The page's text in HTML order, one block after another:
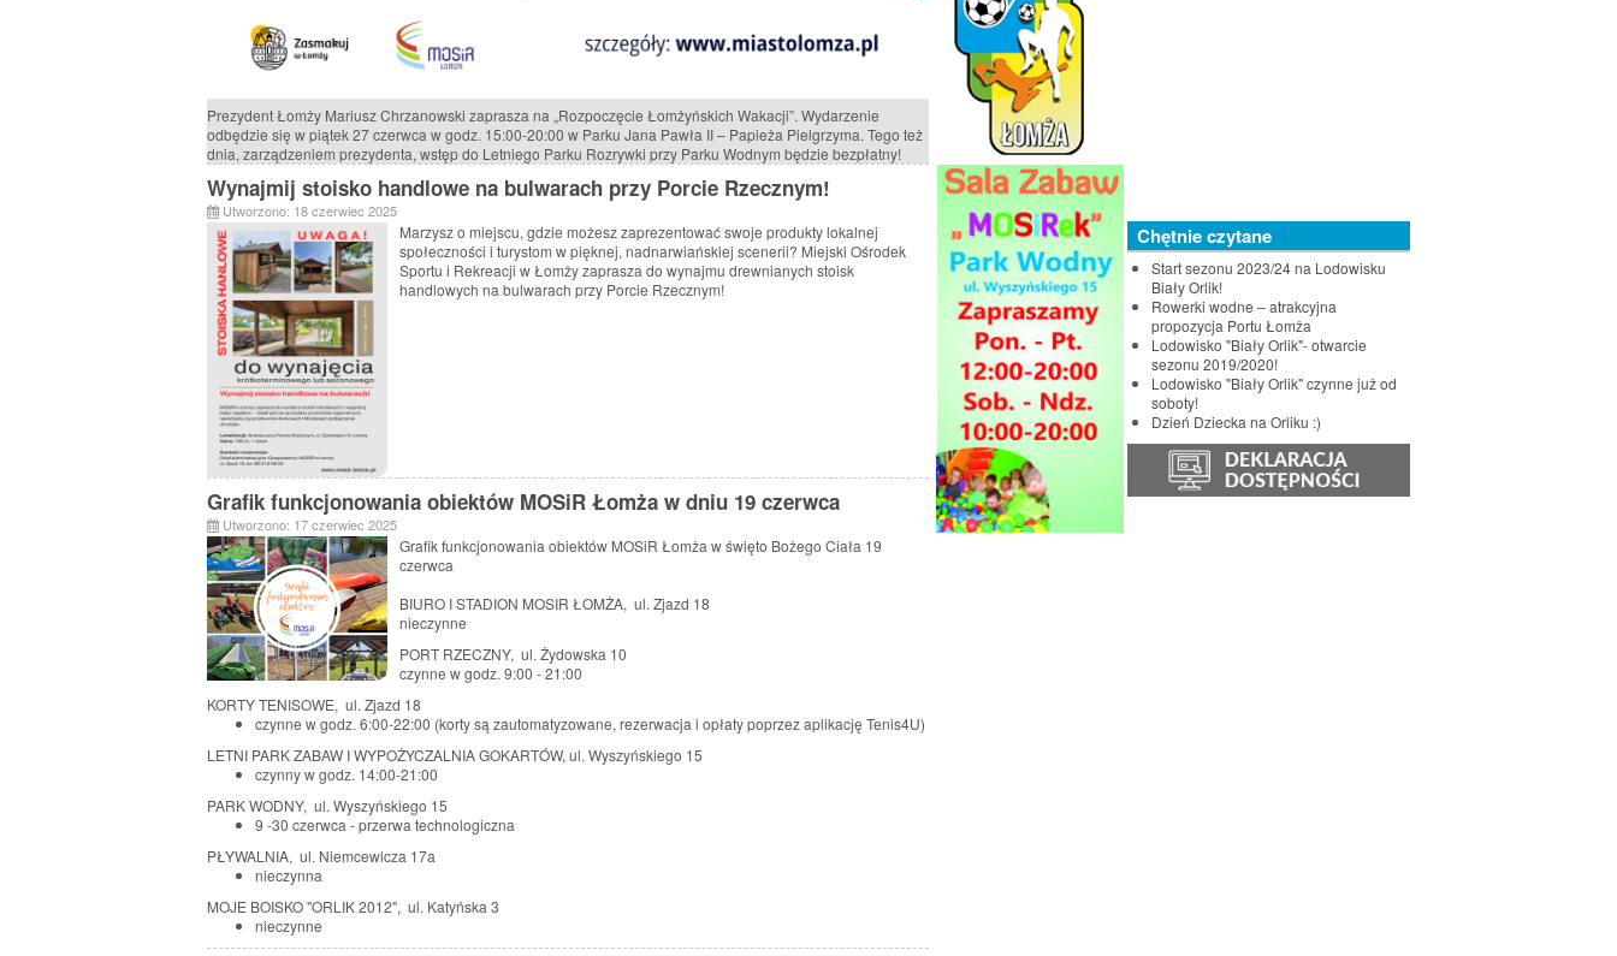
Prezydent Łomży Mariusz Chrzanowski zaprasza na „Rozpoczęcie Łomżyńskich Wakacji”. Wydarzenie
odbędzie się w piątek 27 czerwca w godz. 15:00-20:00 w Parku Jana Pawła II – Papieża Pielgrzyma. Tego też
dnia, zarządzeniem prezydenta, wstęp do Letniego Parku Rozrywki przy Parku Wodnym będzie bezpłatny!
Wynajmij stoisko handlowe na bulwarach przy Porcie Rzecznym!
Utworzono: 18 czerwiec 2025
Marzysz o miejscu, gdzie możesz zaprezentować swoje produkty lokalnej
społeczności i turystom w pięknej, nadnarwiańskiej scenerii? Miejski Ośrodek
Sportu i Rekreacji w Łomży zaprasza do wynajmu drewnianych stoisk
handlowych na bulwarach przy Porcie Rzecznym!
Grafik funkcjonowania obiektów MOSiR Łomża w dniu 19 czerwca
Utworzono: 17 czerwiec 2025
Grafik funkcjonowania obiektów MOSiR Łomża w święto Bożego Ciała 19
czerwca
BIURO I STADION MOSIR ŁOMŻA, ul. Zjazd 18
nieczynne
PORT RZECZNY, ul. Żydowska 10
czynne w godz. 9:00 - 21:00
KORTY TENISOWE, ul. Zjazd 18
czynne w godz. 6:00-22:00 (korty są zautomatyzowane, rezerwacja i opłaty poprzez aplikację Tenis4U)
LETNI PARK ZABAW I WYPOŻYCZALNIA GOKARTÓW, ul. Wyszyńskiego 15
czynny w godz. 14:00-21:00
PARK WODNY, ul. Wyszyńskiego 15
9 -30 czerwca - przerwa technologiczna
PŁYWALNIA, ul. Niemcewicza 17a
nieczynna
MOJE BOISKO "ORLIK 2012", ul. Katyńska 3
nieczynne
Chętnie czytane
Start sezonu 2023/24 na Lodowisku
Biały Orlik!
Rowerki wodne – atrakcyjna
propozycja Portu Łomża
Lodowisko "Biały Orlik"- otwarcie
sezonu 2019/2020!
Lodowisko "Biały Orlik" czynne już od
soboty!
Dzień Dziecka na Orliku :)